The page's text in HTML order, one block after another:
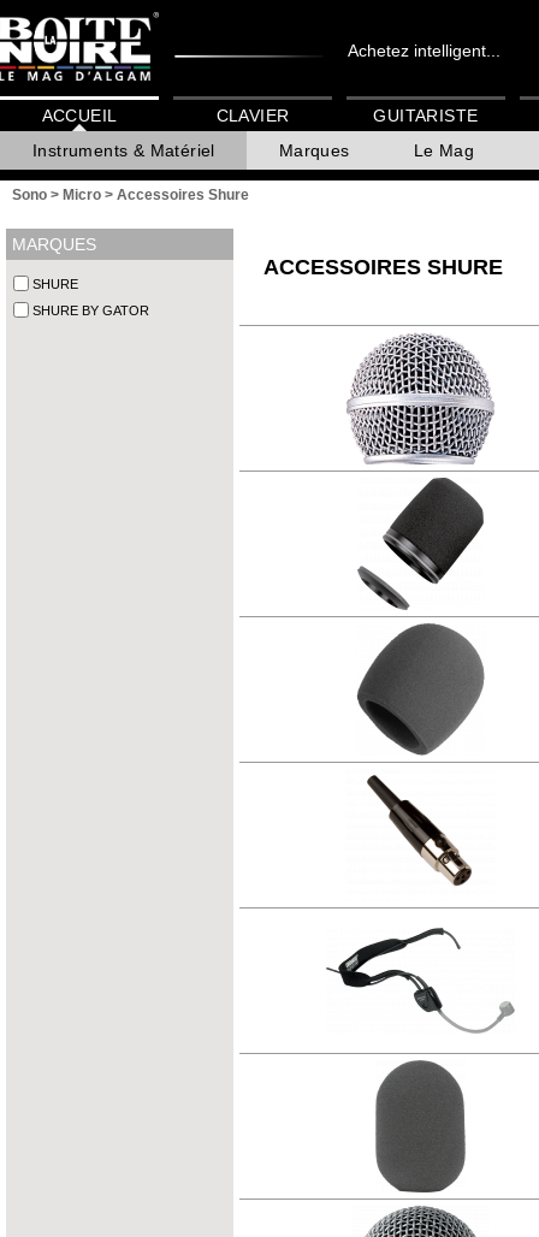
Achetez intelligent...
ACCUEIL
Instruments & Matériel
Marques Le Mag
CLAVIER GUITARISTE
Sono > Micro > Accessoires Shure
MARQUES
SHURE
SHURE BY GATOR
ACCESSOIRES SHURE